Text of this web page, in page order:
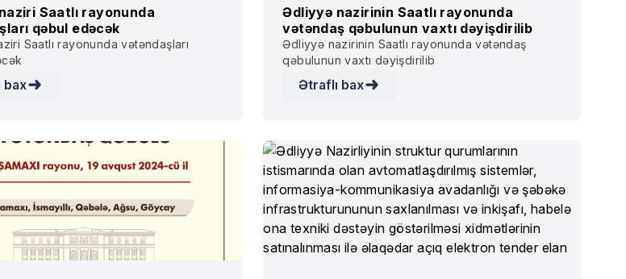
Saatlı rayonunda
qəbul edəcək
Saatlı rayonunda vətəndaşları
bax
Ədliyyə nazirinin Saatlı rayonunda
vətəndaş qəbulunun vaxtı dəyişdirilib
Ədliyyə nazirinin Saatlı rayonunda vətəndaş
qəbulunun vaxtı dəyişdirilib
Ətraflı bax